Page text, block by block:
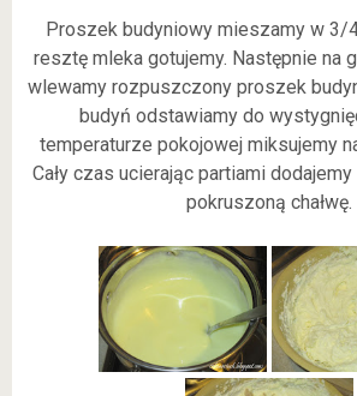
Proszek budyniowy mieszamy w 3/
resztę mleka gotujemy. Następnie na
wlewamy rozpuszczony proszek
budyń odstawiamy do
temperaturze pokojowej miksujemy
Cały czas ucierając partiami
pokruszoną chałwę.